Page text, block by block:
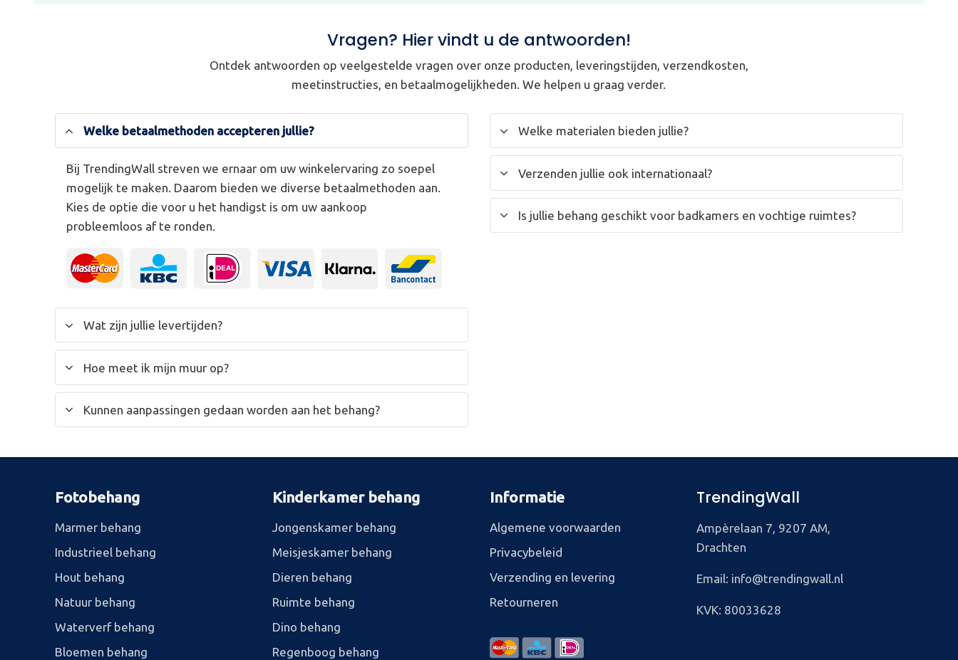
Vragen? Hier vindt u de antwoorden!
Ontdek antwoorden op veelgestelde vragen over onze producten, leveringstijden, verzendkosten,
meetinstructies, en betaalmogelijkheden. We helpen u graag verder.
Welke betaalmethoden accepteren jullie?
Bij TrendingWall streven we ernaar om uw winkelervaring zo soepel
mogelijk te maken. Daarom bieden we diverse betaalmethoden aan.
Kies de optie die voor u het handigst is om uw aankoop
probleemloos af te ronden.
Wat zijn jullie levertijden?
Hoe meet ik mijn muur op?
Kunnen aanpassingen gedaan worden aan het behang?
Welke materialen bieden jullie?
Verzenden jullie ook internationaal?
Is jullie behang geschikt voor badkamers en vochtige ruimtes?
Fotobehang
Marmer behang
Industrieel behang
Hout behang
Natuur behang
Waterverf behang
Bloemen behang
Kinderkamer behang
Jongenskamer behang
Meisjeskamer behang
Dieren behang
Ruimte behang
Dino behang
Regenboog behang
Informatie
Algemene voorwaarden
Privacybeleid
Verzending en levering
Retourneren
TrendingWall
Ampèrelaan 7, 9207 AM,
Drachten
Email: info@trendingwall.nl
KVK: 80033628